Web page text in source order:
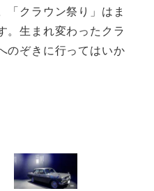
「クラウン祭り」はま
。生まれ変わったクラ
のぞきに行ってはいか